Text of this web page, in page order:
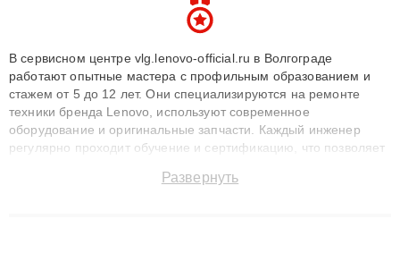
В сервисном центре vlg.lenovo-official.ru в Волгограде
работают опытные мастера с профильным образованием и
стажем от 5 до 12 лет. Они специализируются на ремонте
техники бренда Lenovo, используют современное
оборудование и оригинальные запчасти. Каждый инженер
регулярно проходит обучение и сертификацию, что позволяет
технику с сохранением гарантии до 3 лет. Наши мастера
Развернуть